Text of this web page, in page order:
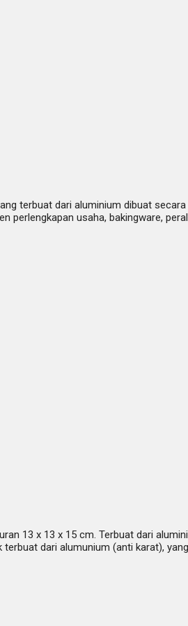
terbuat dari aluminium dibuat
perlengkapan usaha, bakingware,
13 x 13 x 15 cm. Terbuat dari
dari alumunium (anti karat),